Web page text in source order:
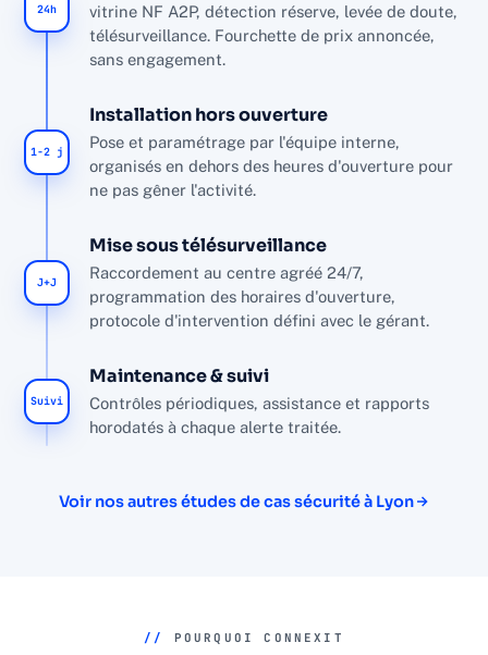
24h
vitrine NF A2P, détection réserve, levée de doute,
télésurveillance. Fourchette de prix annoncée,
sans engagement.
1-2 j
Installation hors ouverture
Pose et paramétrage par l'équipe interne,
organisés en dehors des heures d'ouverture pour
ne pas gêner l'activité.
J+J
Mise sous télésurveillance
Raccordement au centre agréé 24/7,
programmation des horaires d'ouverture,
protocole d'intervention défini avec le gérant.
Suivi
Maintenance & suivi
Contrôles périodiques, assistance et rapports
horodatés à chaque alerte traitée.
Voir nos autres études de cas sécurité à Lyon
// POURQUOI CONNEXIT